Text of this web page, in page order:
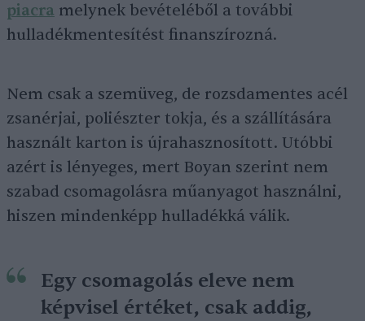
piacra melynek bevételéből a további
hulladékmentesítést finanszírozná.
Nem csak a szemüveg, de rozsdamentes acél
zsanérjai, poliészter tokja, és a szállítására
használt karton is újrahasznosított. Utóbbi
azért is lényeges, mert Boyan szerint nem
szabad csomagolásra műanyagot használni,
hiszen mindenképp hulladékká válik.
Egy csomagolás eleve nem
képvisel értéket, csak addig,